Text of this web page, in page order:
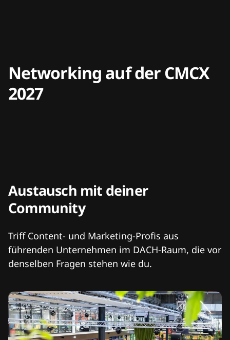
Networking auf der CMCX
2027
Austausch mit deiner
Community
Triff Content- und Marketing-Profis aus
führenden Unternehmen im DACH-Raum, die vor
denselben Fragen stehen wie du.